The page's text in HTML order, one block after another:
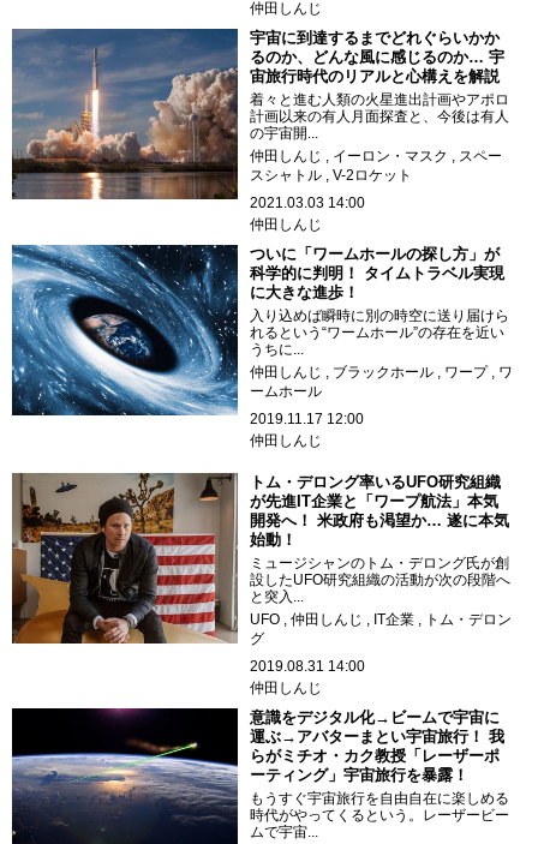
仲田しんじ
宇宙に到達するまでどれぐらいかか
るのか、どんな風に感じるのか… 宇
宙旅行時代のリアルと心構えを解説
着々と進む人類の火星進出計画やアポロ
計画以来の有人月面探査と、今後は有人
の宇宙開...
仲田しんじ
イーロン・マスク
スペー
スシャトル
V-2ロケット
2021.03.03 14:00
仲田しんじ
ついに「ワームホールの探し方」が
科学的に判明！ タイムトラベル実現
に大きな進歩！
入り込めば瞬時に別の時空に送り届けら
れるという“ワームホール”の存在を近い
うちに...
仲田しんじ
ブラックホール ワープ
ワ
ームホール
2019.11.17 12:00
仲田しんじ
トム・デロング率いるUFO研究組織
が先進IT企業と「ワープ航法」本気
開発へ！ 米政府も渇望か… 遂に本気
始動！
ミュージシャンのトム・デロング氏が創
設したUFO研究組織の活動が次の段階へ
と突入...
UFO
仲田しんじ IT企業
トム・デロン
グ
2019.08.31 14:00
仲田しんじ
意識をデジタル化→ビームで宇宙に
運ぶ→アバターまとい宇宙旅行！ 我
らがミチオ・カク教授「レーザーポ
ーティング」宇宙旅行を暴露！
もうすぐ宇宙旅行を自由自在に楽しめる
時代がやってくるという。レーザービー
ムで宇宙...